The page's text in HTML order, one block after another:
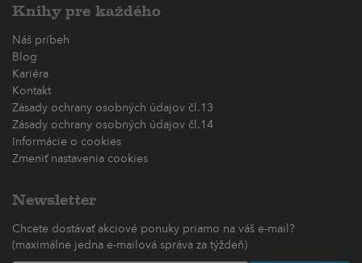
Knihy pre každého
Náš príbeh
Blog
Kariéra
Kontakt
Zásady ochrany osobných údajov čl.13
Zásady ochrany osobných údajov čl.14
Informácie o cookies
Zmeniť nastavenia cookies
Newsletter
Chcete dostávať akciové ponuky priamo na váš e-mail?
(maximálne jedna e-mailová správa za týždeň)